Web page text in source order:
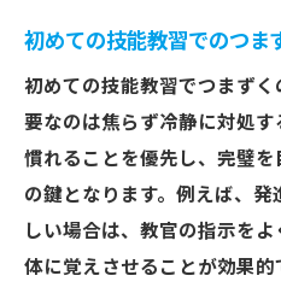
初めての技能教習でのつま
初めての技能教習でつまず
要なのは焦らず冷静に対処
慣れることを優先し、完璧
の鍵となります。例えば、
しい場合は、教官の指示を
体に覚えさせることが効果的